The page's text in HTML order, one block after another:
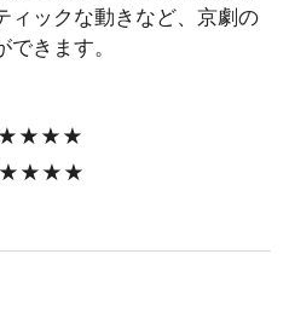
ィックな動きなど、京劇の
きます。
★★★★
★★★★★